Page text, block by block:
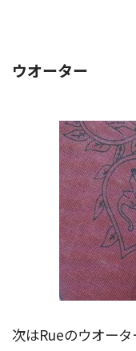
ウオーター
次はRueのウオー